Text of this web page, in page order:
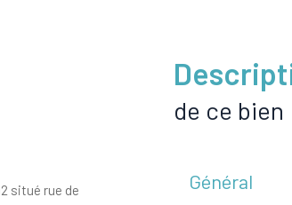
situé rue de
de ce bien
Général